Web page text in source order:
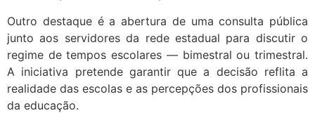
Outro destaque é a abertura de uma consulta pública
junto aos servidores da rede estadual para discutir o
regime de tempos escolares — bimestral ou trimestral.
A iniciativa pretende garantir que a decisão reflita a
realidade das escolas e as percepções dos profissionais
da educação.